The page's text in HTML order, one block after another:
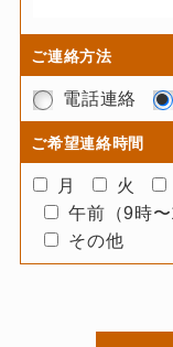
ご連絡方法
電話連絡
ご希望連絡時間
月 火
午前（9時〜
その他